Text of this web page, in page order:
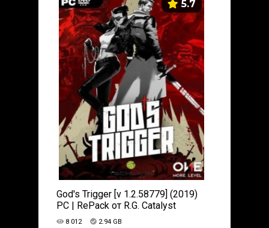
5.7
God's Trigger [v 1.2.58779] (2019)
PC | RePack от R.G. Catalyst
8 012 2.94 GB